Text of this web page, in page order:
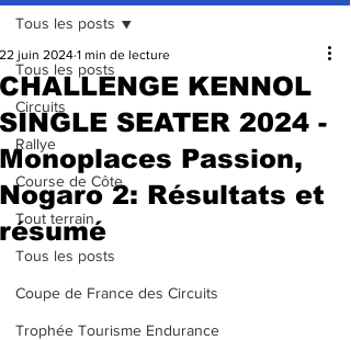
Tous les posts
Circuits
Rallye
Course de Côte
Tout terrain
Tous les posts
Coupe de France des Circuits
Trophée Tourisme Endurance
Tous les posts
CHALLENGE KENNOL
SINGLE SEATER 2024 -
Monoplaces Passion,
Nogaro 2: Résultats et
résumé
22 juin 2024 1 min de lecture